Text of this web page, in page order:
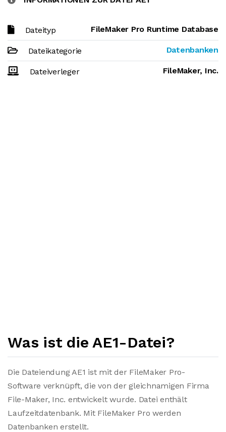
Dateityp FileMaker Pro Runtime Database
Dateikategorie Datenbanken
Dateiverleger FileMaker, Inc.
Was ist die AE1-Datei?
Die Dateiendung AE1 ist mit der FileMaker Pro-
Software verknüpft, die von der gleichnamigen Firma
File-Maker, Inc. entwickelt wurde. Datei enthält
Laufzeitdatenbank. Mit FileMaker Pro werden
Datenbanken erstellt.